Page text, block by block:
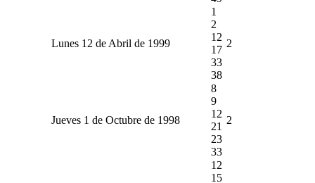
Lunes 12 de Abril de 1999
1
2
12
17
33
38
2
Jueves 1 de Octubre de 1998
8
9
12
21
23
33
2
12
15